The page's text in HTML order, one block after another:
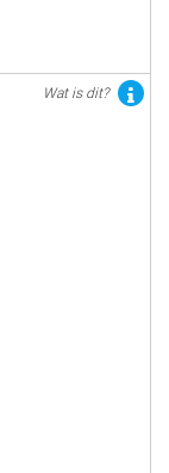
Wat is dit?